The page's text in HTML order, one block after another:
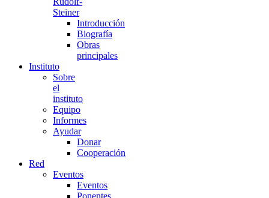
Steiner
Introducción
Biografía
Obras
principales
Instituto
Sobre
el
instituto
Equipo
Informes
Ayudar
Donar
Cooperación
Red
Eventos
Eventos
Ponentes